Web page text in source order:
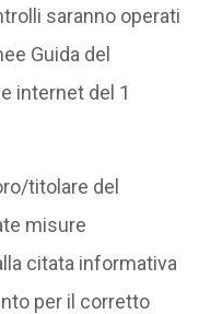
saranno operati
Guida del
internet del 1
titolare del
misure
citata informativa
per il corretto